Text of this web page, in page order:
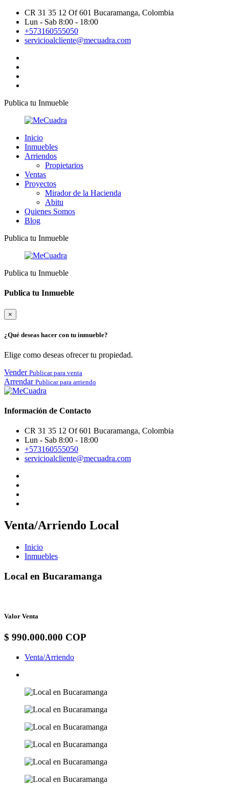
CR 31 35 12 Of 601 Bucaramanga, Colombia
Lun - Sab 8:00 - 18:00
+573160555050
servicioalcliente@mecuadra.com
Publica tu Inmueble
Inicio
Inmuebles
Arriendos
Propietarios
Ventas
Proyectos
Mirador de la Hacienda
Abitu
Quienes Somos
Blog
Publica tu Inmueble
Publica tu Inmueble
Publica tu Inmueble
×
¿Qué deseas hacer con tu inmueble?
Elige como deseas ofrecer tu propiedad.
Vender Publicar para venta
Arrendar Publicar para arriendo
Información de Contacto
CR 31 35 12 Of 601 Bucaramanga, Colombia
Lun - Sab 8:00 - 18:00
+573160555050
servicioalcliente@mecuadra.com
Venta/Arriendo Local
Inicio
Inmuebles
Local en Bucaramanga
Valor Venta
$ 990.000.000 COP
Venta/Arriendo